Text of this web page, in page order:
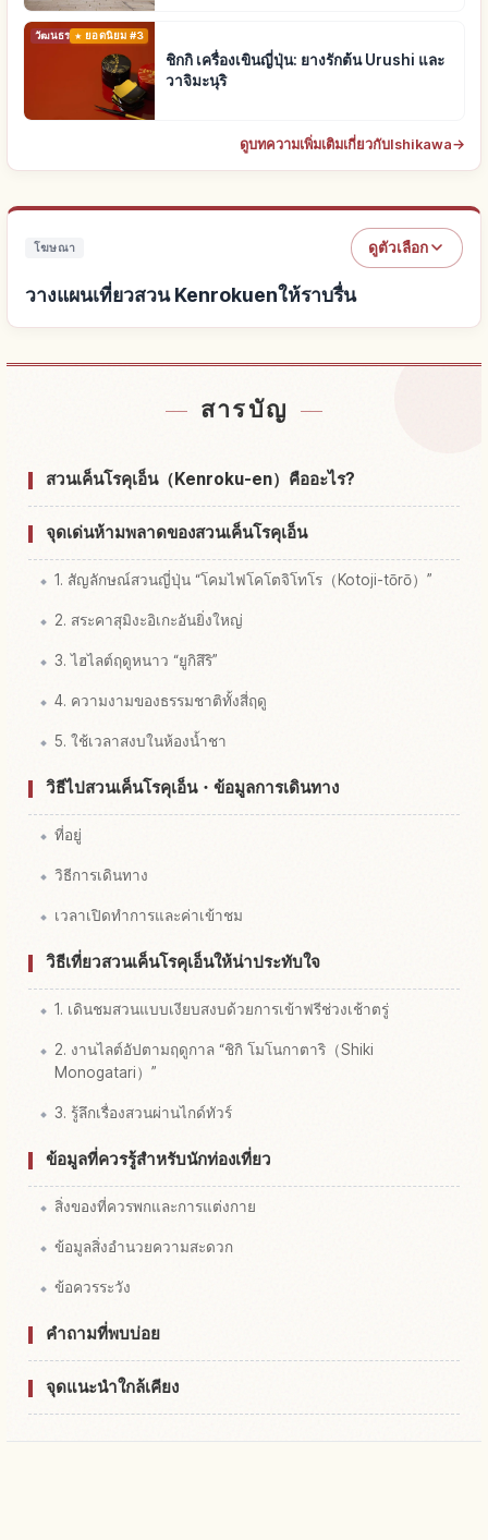
วัฒนธรรมดั้งเดิมยอดนิยม #3
ชิกกิ เครื่องเขินญี่ปุ่น: ยางรักต้น Urushi และ
วาจิมะนุริ
ดูบทความเพิ่มเติมเกี่ยวกับIshikawa→
โฆษณา ดูตัวเลือก
วางแผนเที่ยวสวน Kenrokuenให้ราบรื่น
สารบัญ
สวนเค็นโรคุเอ็น（Kenroku-en）คืออะไร?
จุดเด่นห้ามพลาดของสวนเค็นโรคุเอ็น
1. สัญลักษณ์สวนญี่ปุ่น “โคมไฟโคโตจิโทโร（Kotoji-tōrō）”
2. สระคาสุมิงะอิเกะอันยิ่งใหญ่
3. ไฮไลต์ฤดูหนาว “ยูกิสึริ”
4. ความงามของธรรมชาติทั้งสี่ฤดู
5. ใช้เวลาสงบในห้องน้ำชา
วิธีไปสวนเค็นโรคุเอ็น・ข้อมูลการเดินทาง
ที่อยู่
วิธีการเดินทาง
เวลาเปิดทำการและค่าเข้าชม
วิธีเที่ยวสวนเค็นโรคุเอ็นให้น่าประทับใจ
1. เดินชมสวนแบบเงียบสงบด้วยการเข้าฟรีช่วงเช้าตรู่
2. งานไลต์อัปตามฤดูกาล “ชิกิ โมโนกาตาริ（Shiki
Monogatari）”
3. รู้ลึกเรื่องสวนผ่านไกด์ทัวร์
ข้อมูลที่ควรรู้สำหรับนักท่องเที่ยว
สิ่งของที่ควรพกและการแต่งกาย
ข้อมูลสิ่งอำนวยความสะดวก
ข้อควรระวัง
คำถามที่พบบ่อย
จุดแนะนำใกล้เคียง